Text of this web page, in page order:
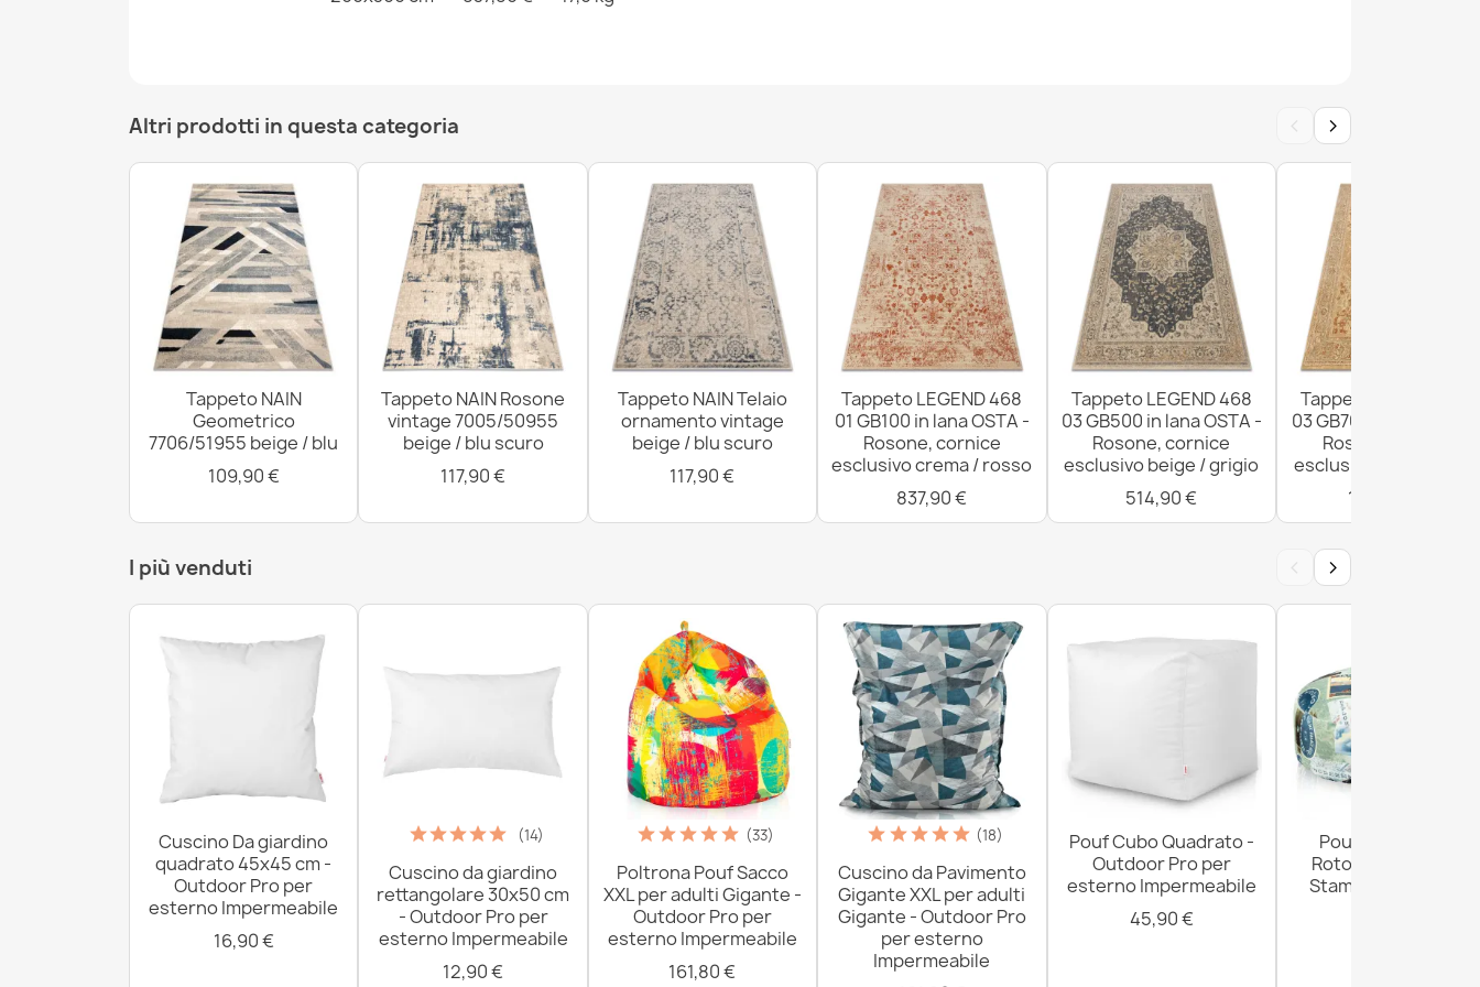
Tappeto ABBY 486.25.LA500 lana OSTA - Ornamento,
cornice classico blu / beige
837,90 €
Tappeto SOHO 477.01.LA112 lana OSTA - Ornamento, rosone
121,90 €
Altri prodotti in questa categoria ‹ ›
Tappeto NAIN
Geometrico
7706/51955 beige / blu
109,90 €
Tappeto NAIN Rosone
vintage 7005/50955
beige / blu scuro
117,90 €
Tappeto NAIN Telaio
ornamento vintage
beige / blu scuro
117,90 €
Tappeto LEGEND 468
01 GB100 in lana OSTA -
Rosone, cornice
esclusivo crema / rosso
837,90 €
Tappeto LEGEND 468
03 GB500 in lana OSTA -
Rosone, cornice
esclusivo beige / grigio
514,90 €
Tappeto LEGEND
03 GB700 in lana
Rosone, cornice
esclusivo beige /
1.020,90 €
I più venduti ‹ ›
Cuscino Da giardino
quadrato 45x45 cm -
Outdoor Pro per
esterno Impermeabile
16,90 €
(14)
Cuscino da giardino
rettangolare 30x50 cm
- Outdoor Pro per
esterno Impermeabile
12,90 €
(33)
Poltrona Pouf Sacco
XXL per adulti Gigante -
Outdoor Pro per
esterno Impermeabile
161,80 €
(18)
Cuscino da Pavimento
Gigante XXL per adulti
Gigante - Outdoor Pro
per esterno
Impermeabile
Pouf Cubo Quadrato -
Outdoor Pro per
esterno Impermeabile
45,90 €
Pouf Poggiapiedi
Rotondo - Tessuto
Stampato Premium